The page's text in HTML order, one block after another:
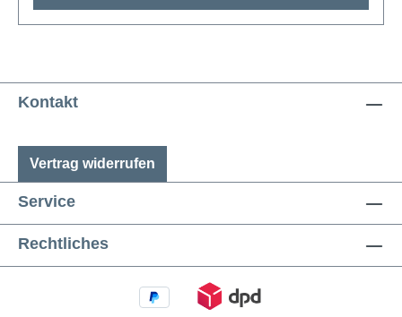
Kontakt
Vertrag widerrufen
Service
Rechtliches